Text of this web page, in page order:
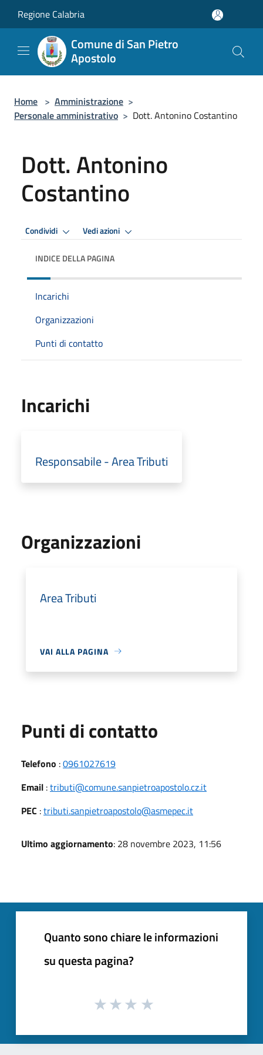
Regione Calabria
Comune di San Pietro
Apostolo
Home > Amministrazione >
Personale amministrativo > Dott. Antonino Costantino
Dott. Antonino
Costantino
Condividi Vedi azioni
INDICE DELLA PAGINA
Incarichi
Organizzazioni
Punti di contatto
Incarichi
Responsabile - Area Tributi
Organizzazioni
Area Tributi
VAI ALLA PAGINA
Punti di contatto
Telefono :0961027619
Email :tributi@comune.sanpietroapostolo.cz.it
PEC :tributi.sanpietroapostolo@asmepec.it
Ultimo aggiornamento: 28 novembre 2023, 11:56
Quanto sono chiare le informazioni
su questa pagina?